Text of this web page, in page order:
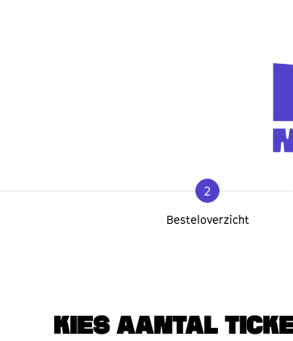
2
Besteloverzicht
KIES AANTAL